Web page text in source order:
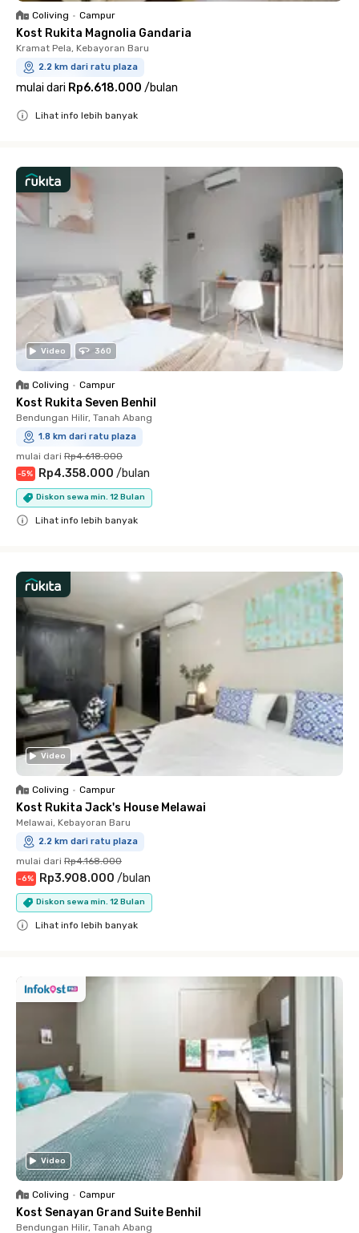
Coliving • Campur
Kost Rukita Magnolia Gandaria
Kramat Pela, Kebayoran Baru
2.2 km dari ratu plaza
mulai dari Rp6.618.000 /bulan
Lihat info lebih banyak
Video 360
Coliving • Campur
Kost Rukita Seven Benhil
Bendungan Hilir, Tanah Abang
1.8 km dari ratu plaza
mulai dari Rp4.618.000
-5% Rp4.358.000 /bulan
Diskon sewa min. 12 Bulan
Lihat info lebih banyak
Video
Coliving • Campur
Kost Rukita Jack's House Melawai
Melawai, Kebayoran Baru
2.2 km dari ratu plaza
mulai dari Rp4.168.000
-6% Rp3.908.000 /bulan
Diskon sewa min. 12 Bulan
Lihat info lebih banyak
Video
Coliving • Campur
Kost Senayan Grand Suite Benhil
Bendungan Hilir, Tanah Abang